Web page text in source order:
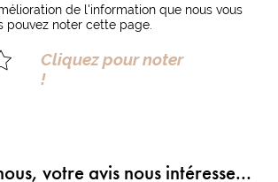
de l'information que nous vous
pouvez noter cette page.
Cliquez pour noter
!
votre avis nous intéresse...